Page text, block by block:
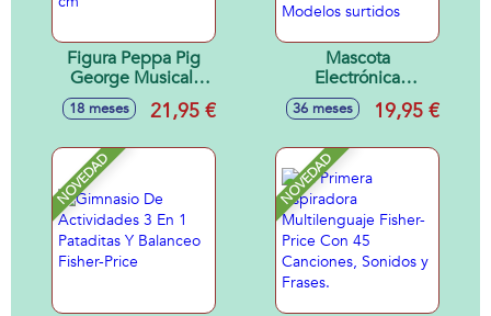
Figura Peppa Pig
George Musical.
Incluye 50
Canciones.
cm
18 meses 21,95 €
Mascota
Electrónica
Interactiva Nano
Mals. Con 70
Canciones. 7 Cm. -
Modelos surtidos
36 meses 19,95 €
NOVEDAD NOVEDAD